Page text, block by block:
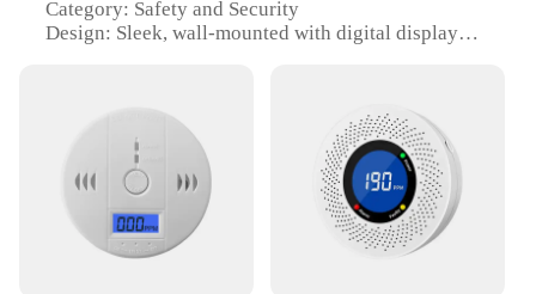
Category: Safety and Security
Design: Sleek, wall-mounted with digital display
Features:
|Wholesale|Vendors|
**Unmatched Safety and Reliability**